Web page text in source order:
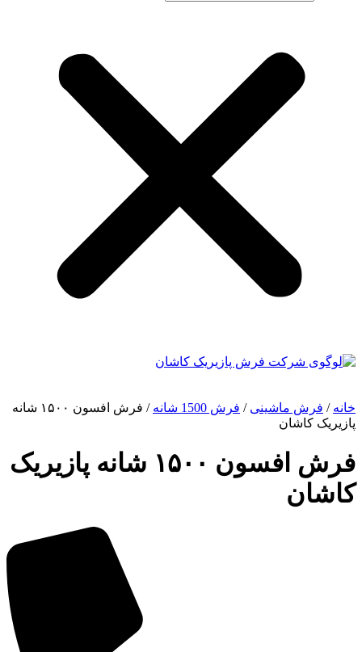
خانه / فرش ماشینی / فرش 1500 شانه
/ فرش افسون ۱۵۰۰ شانه
پازیریک کاشان
فرش افسون ۱۵۰۰ شانه پازیریک
کاشان